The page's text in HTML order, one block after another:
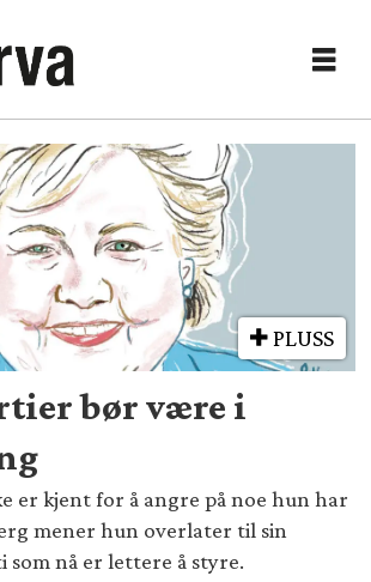
PLUSS
bør være i
er kjent for å angre på noe hun har
mener hun overlater til sin
nå er lettere å styre.